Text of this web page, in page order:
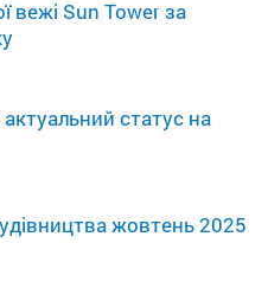
вежі Sun Tower за
статус на
жовтень 2025